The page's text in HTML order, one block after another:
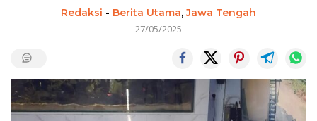
Redaksi - Berita Utama,Jawa Tengah
27/05/2025